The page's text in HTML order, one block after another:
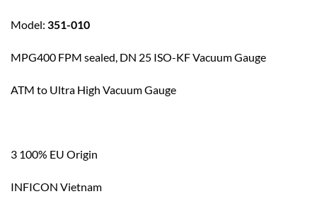
Model: 351-010
MPG400 FPM sealed, DN 25 ISO-KF Vacuum Gauge
ATM to Ultra High Vacuum Gauge
3 100% EU Origin
INFICON Vietnam